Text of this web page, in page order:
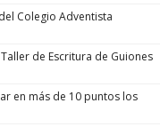
Colegio Adventista
de Escritura de Guiones
en más de 10 puntos los